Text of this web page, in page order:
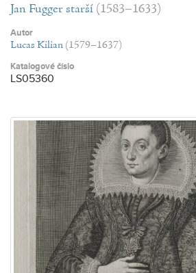
Jan Fugger starší (1583–1633)
Autor
Lucas Kilian (1579–1637)
Katalogové číslo
LS05360